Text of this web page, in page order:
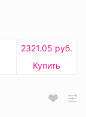
2321.05 руб.
Купить